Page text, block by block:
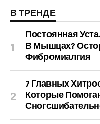
В ТРЕНДЕ
Постоянная
В Мышцах?
Фибромиалгия
7 Главных
Которые